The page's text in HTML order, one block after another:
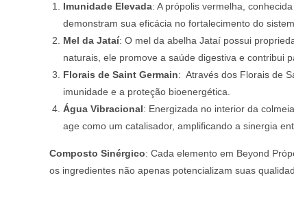
Imunidade Elevada: A própolis vermelha,
demonstram sua eficácia no fortalecimento do
Mel da Jataí: O mel da abelha Jataí possui
naturais, ele promove a saúde digestiva e contribui
Florais de Saint Germain: Através dos Florais de
imunidade e a proteção bioenergética.
Água Vibracional: Energizada no interior da
age como um catalisador, amplificando a sinergia
Composto Sinérgico: Cada elemento em Beyond
os ingredientes não apenas potencializam suas